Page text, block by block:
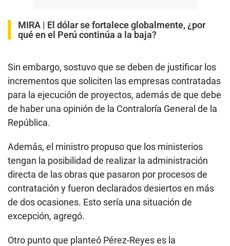
MIRA | El dólar se fortalece globalmente, ¿por
qué en el Perú continúa a la baja?
Sin embargo, sostuvo que se deben de justificar los
incrementos que soliciten las empresas contratadas
para la ejecución de proyectos, además de que debe
de haber una opinión de la Contraloría General de la
República.
Además, el ministro propuso que los ministerios
tengan la posibilidad de realizar la administración
directa de las obras que pasaron por procesos de
contratación y fueron declarados desiertos en más
de dos ocasiones. Esto sería una situación de
excepción, agregó.
Otro punto que planteó Pérez-Reyes es la